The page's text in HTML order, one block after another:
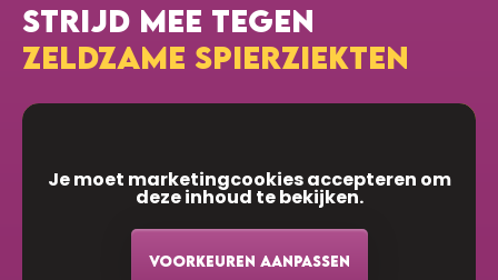
STRIJD MEE TEGEN
ZELDZAME SPIERZIEKTEN
Je moet marketingcookies accepteren om
deze inhoud te bekijken.
VOORKEUREN AANPASSEN